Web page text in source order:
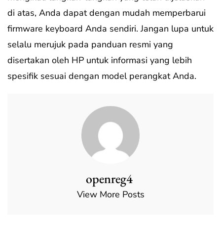
di atas, Anda dapat dengan mudah memperbarui
firmware keyboard Anda sendiri. Jangan lupa untuk
selalu merujuk pada panduan resmi yang
disertakan oleh HP untuk informasi yang lebih
spesifik sesuai dengan model perangkat Anda.
openreg4
View More Posts